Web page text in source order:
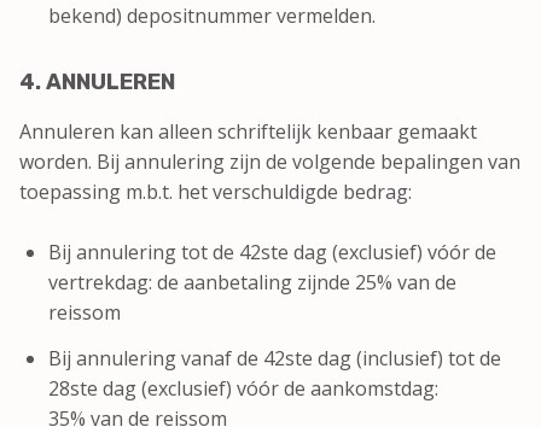
bekend) depositnummer vermelden.
4. ANNULEREN
Annuleren kan alleen schriftelijk kenbaar gemaakt
worden. Bij annulering zijn de volgende bepalingen van
toepassing m.b.t. het verschuldigde bedrag:
Bij annulering tot de 42ste dag (exclusief) vóór de
vertrekdag: de aanbetaling zijnde 25% van de
reissom
Bij annulering vanaf de 42ste dag (inclusief) tot de
28ste dag (exclusief) vóór de aankomstdag:
35% van de reissom